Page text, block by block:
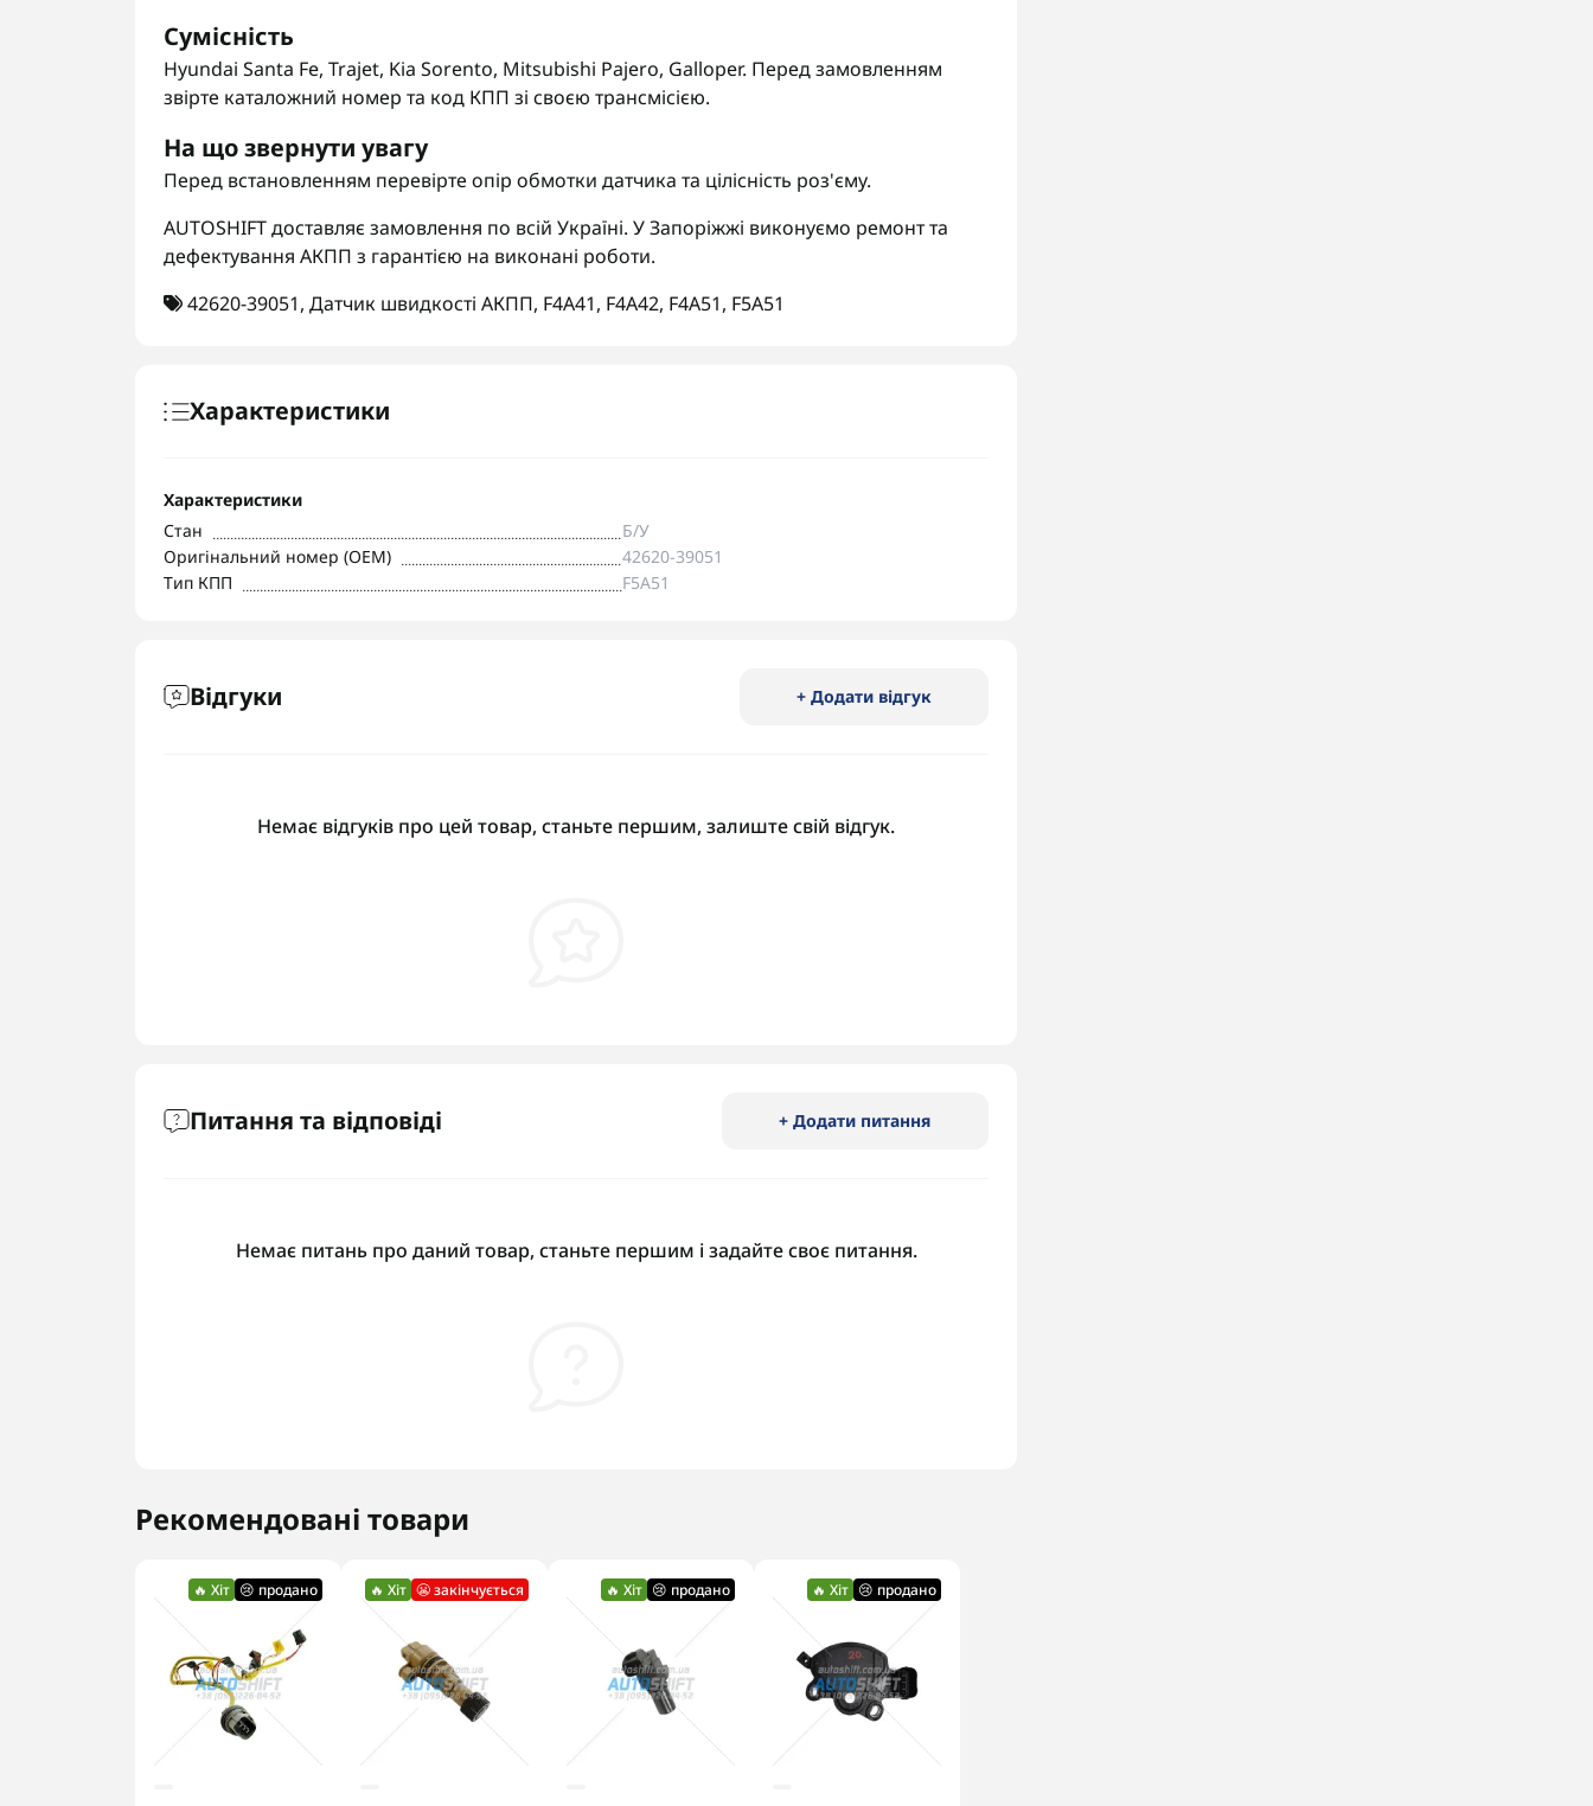
Сумісність
Hyundai Santa Fe, Trajet, Kia Sorento, Mitsubishi Pajero, Galloper. Перед замовленням
звірте каталожний номер та код КПП зі своєю трансмісією.
На що звернути увагу
Перед встановленням перевірте опір обмотки датчика та цілісність роз'єму.
AUTOSHIFT доставляє замовлення по всій Україні. У Запоріжжі виконуємо ремонт та
дефектування АКПП з гарантією на виконані роботи.
42620-39051, Датчик швидкості АКПП, F4A41, F4A42, F4A51, F5A51
Характеристики
Характеристики
Стан
Б/У
Оригінальний номер (OEM)
42620-39051
Тип КПП
F5A51
Відгуки + Додати відгук
Немає відгуків про цей товар, станьте першим, залиште свій відгук.
Питання та відповіді + Додати питання
Немає питань про даний товар, станьте першим і задайте своє питання.
Рекомендовані товари
🔥 Хіт 😢 продано 🔥 Хіт 😬 закінчується 🔥 Хіт 😢 продано 🔥 Хіт 😢 продано